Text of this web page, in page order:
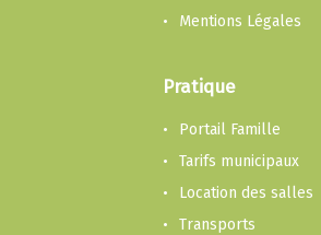
Mentions Légales
Pratique
Portail Famille
Tarifs municipaux
Location des salles
Transports